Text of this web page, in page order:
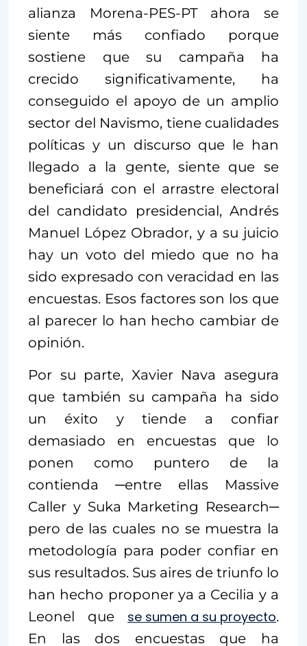
alianza Morena-PES-PT ahora se
siente más confiado porque
sostiene que su campaña ha
crecido significativamente, ha
conseguido el apoyo de un amplio
sector del Navismo, tiene cualidades
políticas y un discurso que le han
llegado a la gente, siente que se
beneficiará con el arrastre electoral
del candidato presidencial, Andrés
Manuel López Obrador, y a su juicio
hay un voto del miedo que no ha
sido expresado con veracidad en las
encuestas. Esos factores son los que
al parecer lo han hecho cambiar de
opinión.
Por su parte, Xavier Nava asegura
que también su campaña ha sido
un éxito y tiende a confiar
demasiado en encuestas que lo
ponen como puntero de la
contienda ─entre ellas Massive
Caller y Suka Marketing Research─
pero de las cuales no se muestra la
metodología para poder confiar en
sus resultados. Sus aires de triunfo lo
han hecho proponer ya a Cecilia y a
Leonel que se sumen a su proyecto.
En las dos encuestas que ha